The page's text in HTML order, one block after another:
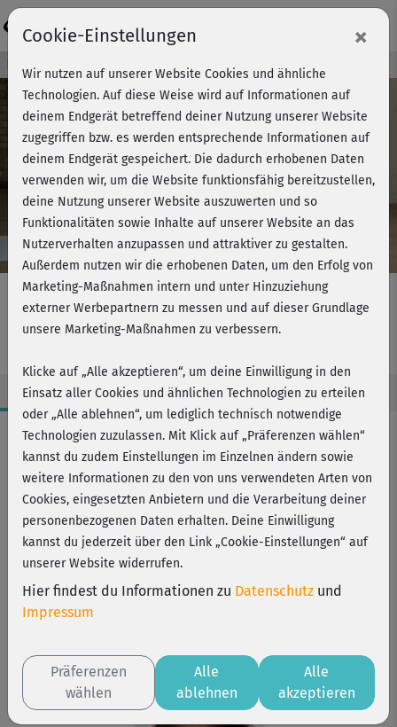
Play
Video
Kursvorschau - Jetzt mitmachen!
Michis Functional BBP - Stretching
Workout-Facts
leicht
7 Min
21 kcal
Michaela Süßbauer
Bauch-weg Pro
HIIT Challenge Pro
Cookie-Einstellungen ×
Wir nutzen auf unserer Website Cookies und ähnliche
Technologien. Auf diese Weise wird auf Informationen auf
deinem Endgerät betreffend deiner Nutzung unserer Website
zugegriffen bzw. es werden entsprechende Informationen auf
deinem Endgerät gespeichert. Die dadurch erhobenen Daten
verwenden wir, um die Website funktionsfähig bereitzustellen,
deine Nutzung unserer Website auszuwerten und so
Funktionalitäten sowie Inhalte auf unserer Website an das
Nutzerverhalten anzupassen und attraktiver zu gestalten.
Außerdem nutzen wir die erhobenen Daten, um den Erfolg von
Marketing-Maßnahmen intern und unter Hinzuziehung
externer Werbepartnern zu messen und auf dieser Grundlage
unsere Marketing-Maßnahmen zu verbessern.
Klicke auf „Alle akzeptieren“, um deine Einwilligung in den
Einsatz aller Cookies und ähnlichen Technologien zu erteilen
oder „Alle ablehnen“, um lediglich technisch notwendige
Technologien zuzulassen. Mit Klick auf „Präferenzen wählen“
kannst du zudem Einstellungen im Einzelnen ändern sowie
weitere Informationen zu den von uns verwendeten Arten von
Cookies, eingesetzten Anbietern und die Verarbeitung deiner
personenbezogenen Daten erhalten. Deine Einwilligung
kannst du jederzeit über den Link „Cookie-Einstellungen“ auf
unserer Website widerrufen.
Hier findest du Informationen zu Datenschutz und
Impressum
Präferenzen
wählen
Alle
ablehnen
Alle
akzeptieren